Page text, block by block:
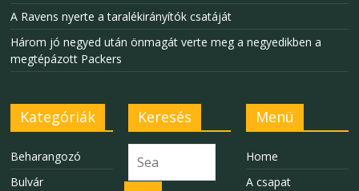
A Ravens nyerte a taralékirányítók csatáját
Három jó negyed után önmagát verte meg a negyedikben a
megtépázott Packers
Kategóriák
Beharangozó
Bulvár
Keresés Menü
Home
A csapat